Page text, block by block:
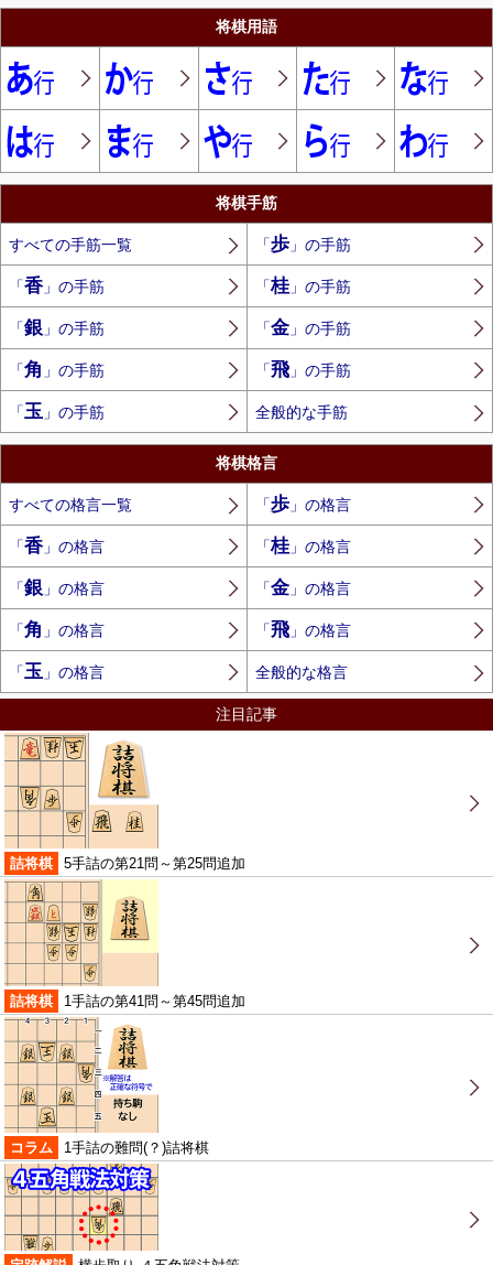
将棋用語
将棋手筋
すべての手筋一覧 「歩」の手筋
「香」の手筋 「桂」の手筋
「銀 」の手筋 「金」の手筋
「角 」の手筋 「飛」の手筋
「玉」の手筋 全般的な手筋
将棋格言
すべての格言一覧 「歩」の格言
「香」の格言 「桂」の格言
「銀 」の格言 「金」の格言
「角 」の格言 「飛」の格言
「玉」の格言 全般的な格言
注目記事
詰将棋 5手詰の第21問～第25問追加
詰将棋 1手詰の第41問～第45問追加
コラム 1手詰の難問(？)詰将棋